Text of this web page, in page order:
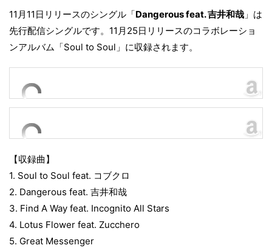
11月11日リリースのシングル「Dangerous feat. 吉井和哉 」は
先行配信シングルです。11月25日リリースのコラボレーショ
ンアルバム「Soul to Soul」に収録されます。
【収録曲】
1. Soul to Soul feat. コブクロ
2. Dangerous feat. 吉井和哉
3. Find A Way feat. Incognito All Stars
4. Lotus Flower feat. Zucchero
5. Great Messenger